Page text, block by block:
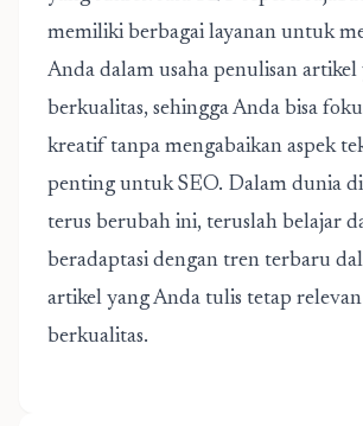
memiliki berbagai layanan untuk
Anda dalam usaha penulisan artikel
berkualitas, sehingga Anda bisa
kreatif tanpa mengabaikan aspek
penting untuk SEO. Dalam dunia
terus berubah ini, teruslah belajar
beradaptasi dengan tren terbaru
artikel yang Anda tulis tetap
berkualitas.